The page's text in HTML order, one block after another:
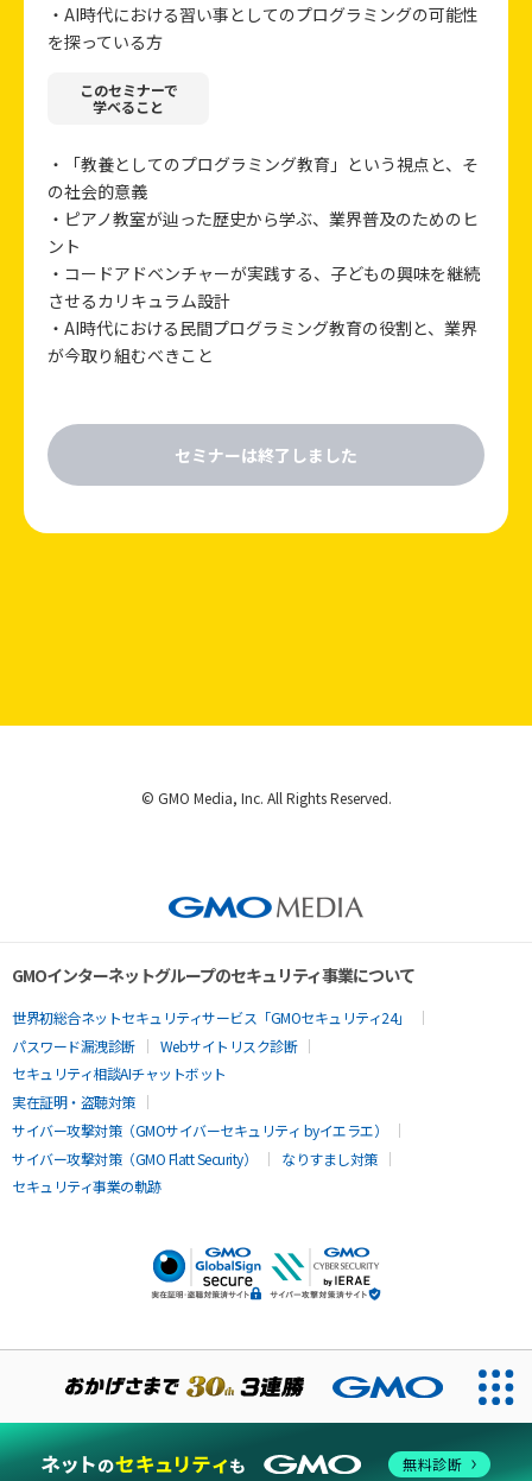
・AI時代における習い事としてのプログラミングの可能性
を探っている方
このセミナーで
学べること
・「教養としてのプログラミング教育」という視点と、そ
の社会的意義
・ピアノ教室が辿った歴史から学ぶ、業界普及のためのヒ
ント
・コードアドベンチャーが実践する、子どもの興味を継続
させるカリキュラム設計
・AI時代における民間プログラミング教育の役割と、業界
が今取り組むべきこと
セミナーは終了しました
© GMO Media, Inc. All Rights Reserved.
GMOインターネットグループのセキュリティ事業について
世界初総合ネットセキュリティサービス「GMOセキュリティ24」
パスワード漏洩診断
Webサイトリスク診断
セキュリティ相談AIチャットボット
実在証明・盗聴対策
サイバー攻撃対策（GMOサイバーセキュリティ byイエラエ）
サイバー攻撃対策（GMO Flatt Security）
なりすまし対策
セキュリティ事業の軌跡
無料診断